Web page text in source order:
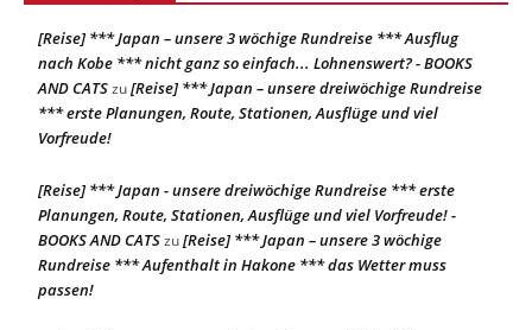
[Reise] *** Japan – unsere 3 wöchige Rundreise *** Ausflug
nach Kobe *** nicht ganz so einfach... Lohnenswert? - BOOKS
AND CATSzu[Reise] *** Japan – unsere dreiwöchige Rundreise
*** erste Planungen, Route, Stationen, Ausflüge und viel
Vorfreude!
[Reise] *** Japan - unsere dreiwöchige Rundreise *** erste
Planungen, Route, Stationen, Ausflüge und viel Vorfreude! -
BOOKS AND CATSzu[Reise] *** Japan – unsere 3 wöchige
Rundreise *** Aufenthalt in Hakone *** das Wetter muss
passen!